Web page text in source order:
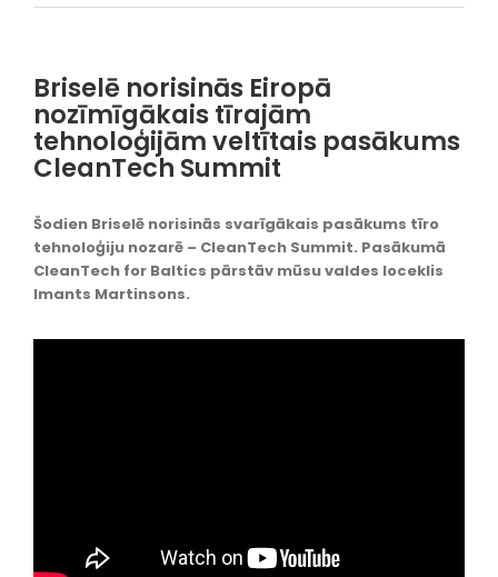
Briselē norisinās Eiropā
nozīmīgākais tīrajām
tehnoloģijām veltītais pasākums
CleanTech Summit
Šodien Briselē norisinās svarīgākais pasākums tīro
tehnoloģiju nozarē – CleanTech Summit. Pasākumā
CleanTech for Baltics pārstāv mūsu valdes loceklis
Imants Martinsons.